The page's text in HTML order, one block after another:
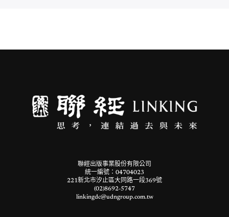
聯經出版事業股份有限公司
統一編號：04704023
221新北市汐止區大同路一段369號
(02)8692-5747
linkingdc@udngroup.com.tw